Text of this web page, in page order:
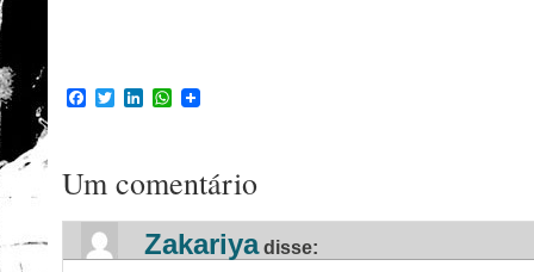
Facebook
TwitterLinkedInWhatsApp
Um comentário
Zakariya disse: